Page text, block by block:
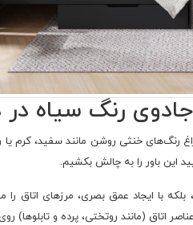
رنگ سیاه در
رنگ‌های خنثی روشن مانند سفید، کرم
این باور را به چالش بکشیم.
با ایجاد عمق بصری، مرزهای اتاق
اتاق (مانند روتختی، پرده و تابلوها)